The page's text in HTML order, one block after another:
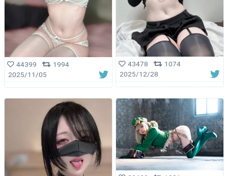
44399
1994
2025/11/05
43478
1074
2025/12/28